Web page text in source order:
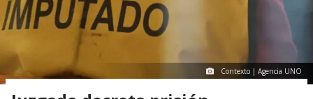
Contexto | Agencia UNO